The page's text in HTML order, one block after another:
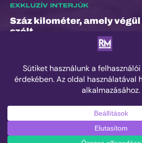
EXKLUZÍV INTERJÚK
Száz kilométer, amely
szólt
fájdalom és a szenvedés
– Interjú Lénárt
pályacsúcstartójával
EDZÉS